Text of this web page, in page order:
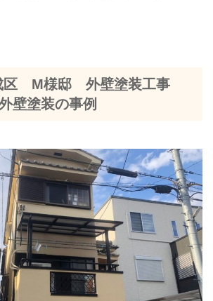
区 M様邸 外壁塗装工事
壁塗装の事例